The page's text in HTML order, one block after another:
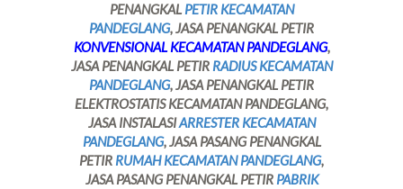
PENANGKAL PETIR KECAMATAN
PANDEGLANG, JASA PENANGKAL PETIR
KONVENSIONAL KECAMATAN PANDEGLANG,
JASA PENANGKAL PETIR RADIUS KECAMATAN
PANDEGLANG, JASA PENANGKAL PETIR
ELEKTROSTATIS KECAMATAN PANDEGLANG,
JASA INSTALASIARRESTER KECAMATAN
PANDEGLANG, JASA PASANG PENANGKAL
PETIR RUMAH KECAMATAN PANDEGLANG,
JASA PASANG PENANGKAL PETIR PABRIK